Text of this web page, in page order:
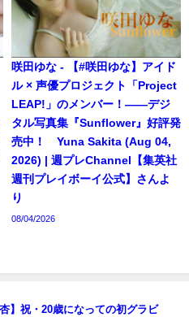
咲田ゆな - 【#咲田ゆな】アイド
ル × 声優プロジェクト「Project
LEAP!」のメンバー！――デジ
タル写真集『Sunflower』好評発
売中！ Yuna Sakita (Aug 04,
2026) | 週プレChannel【集英社
週刊プレイボーイ公式】さんよ
り
08/04/2026
】祝・20歳になっての初グラビ